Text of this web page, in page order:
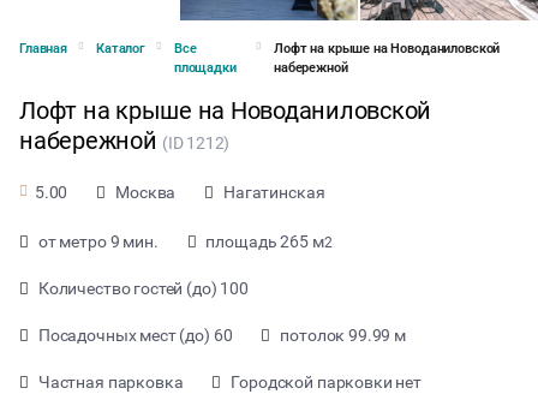
Главная Каталог
Все
площадки
Лофт на крыше на Новоданиловской
набережной
Лофт на крыше на Новоданиловской
набережной (ID 1212)
5.00 Москва Нагатинская
от метро 9 мин. площадь 265 м2
Количество гостей (до) 100
Посадочных мест (до) 60 потолок 99.99 м
Частная парковка Городской парковки нет